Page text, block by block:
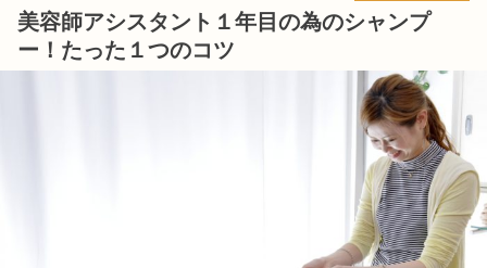
美容師アシスタント１年目の為のシャンプ
ー！たった１つのコツ